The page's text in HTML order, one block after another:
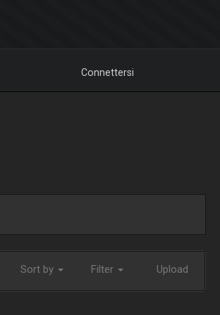
Connettersi
Sort by Filter Upload